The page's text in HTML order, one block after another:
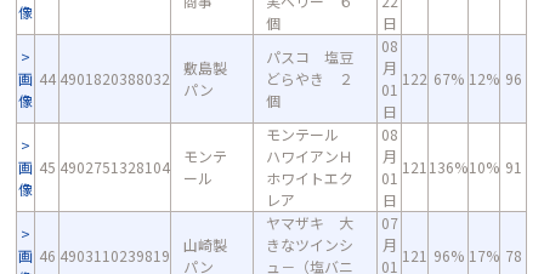
像
個
日
画
像
44 4901820388032
敷島製
パン
パスコ 塩豆
どらやき ２
個
08
月
01
日
122 67% 12% 96
画
像
45 4902751328104
モンテ
ール
モンテール
ハワイアンＨ
ホワイトエク
レア
08
月
01
日
121 136%10% 91
画 46 4903110239819
山崎製
パン
ヤマザキ 大
きなツインシ
ュ－（塩バニ
07
月
01
121 96% 17% 78